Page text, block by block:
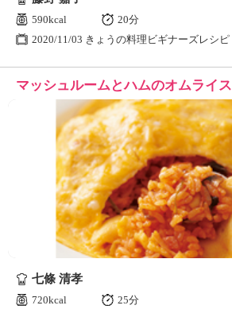
590kcal
20分
2020/11/03 きょうの料理ビギナーズレシピ
マッシュルームとハムのオムライス
七條 清孝
720kcal
25分